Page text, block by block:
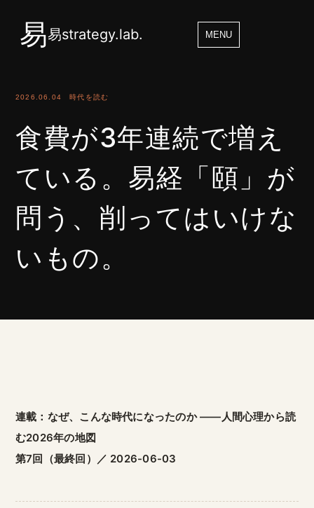
易易strategy.lab. MENU
2026.06.04時代を読む
食費が3年連続で増え
ている。易経「頤」が
問う、削ってはいけな
いもの。
連載：なぜ、こんな時代になったのか ――人間心理から読
む2026年の地図
第7回（最終回）／ 2026-06-03